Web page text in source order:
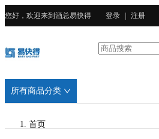
您好，欢迎来到酒总易快得 登录 注册
所有商品分类
首页